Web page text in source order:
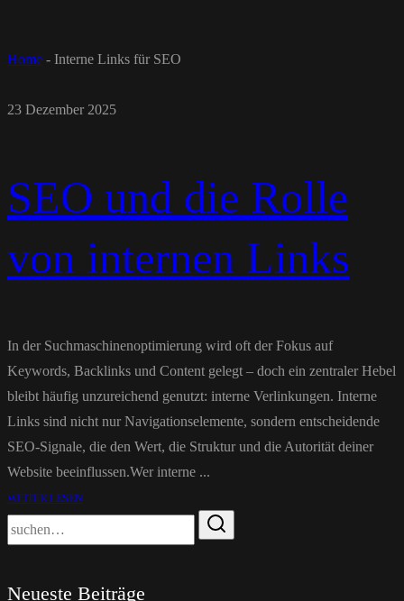
Home - Interne Links für SEO
23 Dezember 2025
SEO und die Rolle
von internen Links
In der Suchmaschinenoptimierung wird oft der Fokus auf
Keywords, Backlinks und Content gelegt – doch ein zentraler Hebel
bleibt häufig unzureichend genutzt: interne Verlinkungen. Interne
Links sind nicht nur Navigationselemente, sondern entscheidende
SEO-Signale, die den Wert, die Struktur und die Autorität deiner
Website beeinflussen.Wer interne ...
WEITER LESEN
Neueste Beiträge